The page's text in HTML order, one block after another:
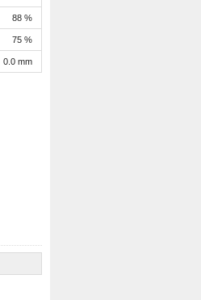
88 %
75 %
0.0 mm